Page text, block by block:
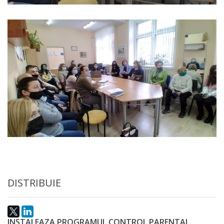
Știri
și
Evenimente
Acte
și
regulamente
internațională
Legislație
DISTRIBUIE